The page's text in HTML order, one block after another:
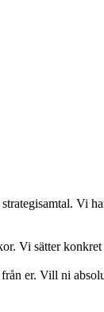
Vi
Vi sätter
er. Vill ni